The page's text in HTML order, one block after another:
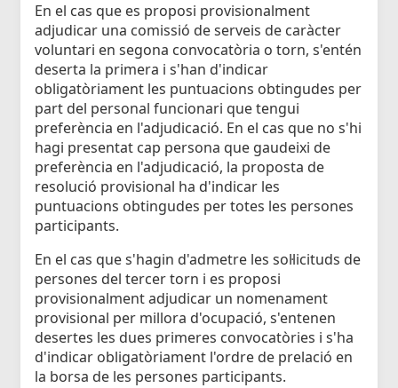
En el cas que es proposi provisionalment
adjudicar una comissió de serveis de caràcter
voluntari en segona convocatòria o torn, s'entén
deserta la primera i s'han d'indicar
obligatòriament les puntuacions obtingudes per
part del personal funcionari que tengui
preferència en l'adjudicació. En el cas que no s'hi
hagi presentat cap persona que gaudeixi de
preferència en l'adjudicació, la proposta de
resolució provisional ha d'indicar les
puntuacions obtingudes per totes les persones
participants.
En el cas que s'hagin d'admetre les sol·licituds de
persones del tercer torn i es proposi
provisionalment adjudicar un nomenament
provisional per millora d'ocupació, s'entenen
desertes les dues primeres convocatòries i s'ha
d'indicar obligatòriament l'ordre de prelació en
la borsa de les persones participants.